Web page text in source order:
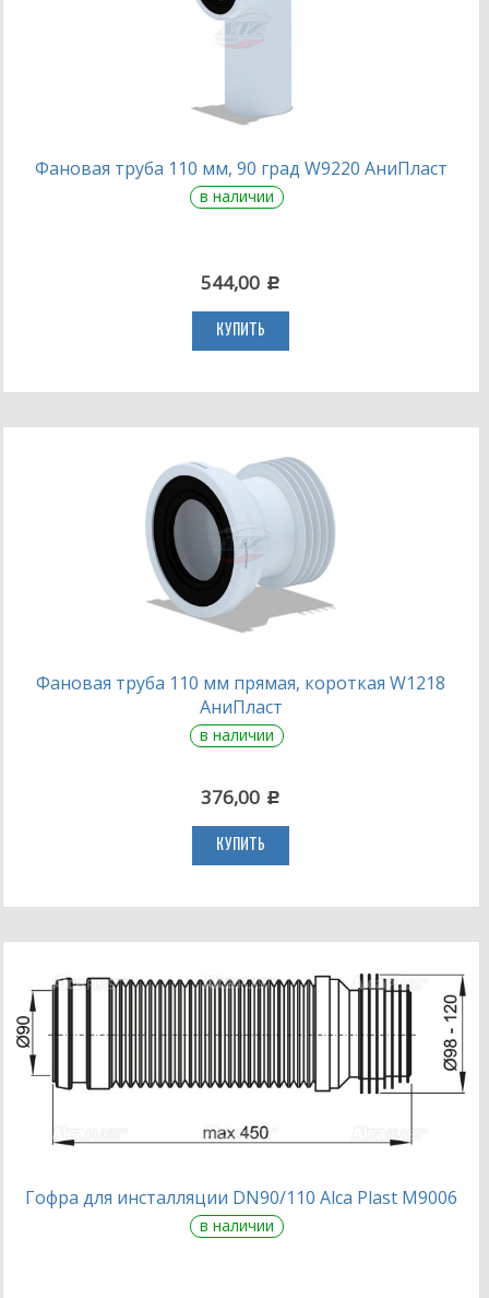
Фановая труба 110 мм, 90 град W9220 АниПласт
в наличии
544,00 c
КУПИТЬ
Фановая труба 110 мм прямая, короткая W1218
АниПласт
в наличии
376,00 c
КУПИТЬ
Гофра для инсталляции DN90/110 Alca Plast M9006
в наличии